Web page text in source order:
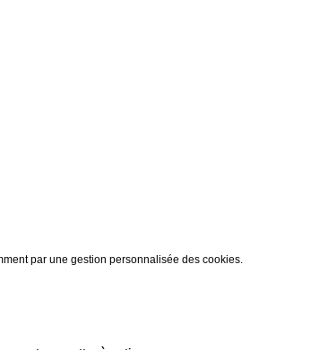
par une gestion personnalisée des cookies.